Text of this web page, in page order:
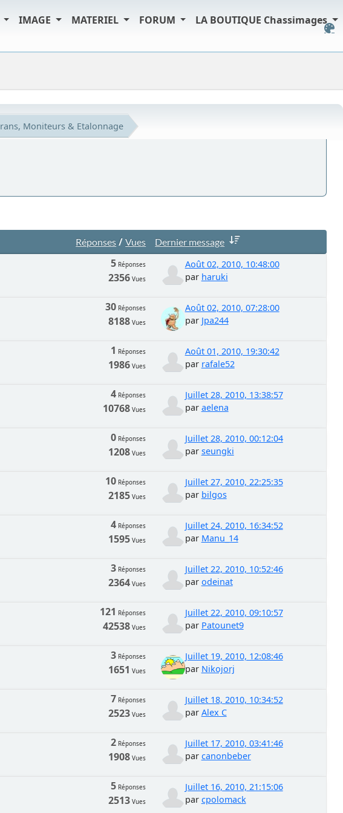
IMAGE MATERIEL FORUM LA BOUTIQUE Chassimages
Moniteurs & Etalonnage
Réponses /Vues Dernier message
5Réponses
2356Vues
Août 02, 2010, 10:48:00
par haruki
30Réponses
8188Vues
Août 02, 2010, 07:28:00
par Jpa244
1 Réponses
1986Vues
Août 01, 2010, 19:30:42
par rafale52
4Réponses
10768Vues
Juillet 28, 2010, 13:38:57
par aelena
0Réponses
1208Vues
Juillet 28, 2010, 00:12:04
par seungki
10Réponses
2185Vues
Juillet 27, 2010, 22:25:35
par bilgos
4Réponses
1595Vues
Juillet 24, 2010, 16:34:52
par Manu_14
3Réponses
2364Vues
Juillet 22, 2010, 10:52:46
par odeinat
121 Réponses
42538Vues
Juillet 22, 2010, 09:10:57
par Patounet9
3Réponses
1651 Vues
Juillet 19, 2010, 12:08:46
par Nikojorj
7 Réponses
2523Vues
Juillet 18, 2010, 10:34:52
par Alex C
2Réponses
1908Vues
Juillet 17, 2010, 03:41:46
par canonbeber
5Réponses
2513Vues
Juillet 16, 2010, 21:15:06
par cpolomack